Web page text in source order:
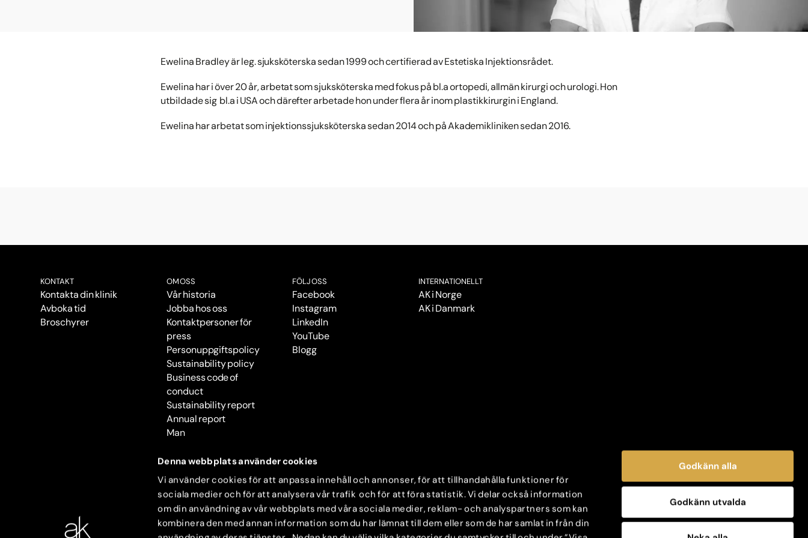
Denna webbplats använder cookies
Vi använder cookies för att anpassa innehåll och annonser, för att tillhandahålla funktioner för
sociala medier och för att analysera vår trafik och för att föra statistik. Vi delar också information
om din användning av vår webbplats med våra sociala medier, reklam- och analyspartners som kan
kombinera den med annan information som du har lämnat till dem eller som de har samlat in från din
Godkänn alla
Godkänn utvalda
Ewelina Bradley är leg. sjuksköterska sedan 1999 och certifierad av Estetiska Injektionsrådet.
Ewelina har i över 20 år, arbetat som sjuksköterska med fokus på bl.a ortopedi, allmän kirurgi och urologi. Hon
utbildade sig bl.a i USA och därefter arbetade hon under flera år inom plastikkirurgin i England.
Ewelina har arbetat som injektionssjuksköterska sedan 2014 och på Akademikliniken sedan 2016.
KONTAKT
Kontakta din klinik
Avboka tid
Broschyrer
OM OSS
Vår historia
Jobba hos oss
Kontaktpersoner för
press
Personuppgiftspolicy
Sustainability policy
Business code of
conduct
Sustainability report
Annual report
Man
FÖLJ OSS
Facebook
Instagram
LinkedIn
YouTube
Blogg
INTERNATIONELLT
AK i Norge
AK i Danmark